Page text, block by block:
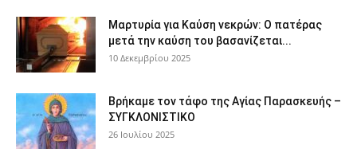
Μαρτυρία για Καύση νεκρών: Ο πατέρας
μετά την καύση του βασανίζεται...
10 Δεκεμβρίου 2025
Βρήκαμε τον τάφο της Αγίας Παρασκευής –
ΣΥΓΚΛΟΝΙΣΤΙΚΟ
26 Ιουλίου 2025